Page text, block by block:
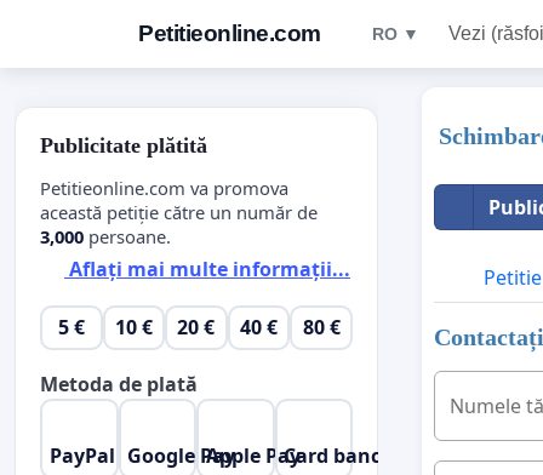
Petitieonline.com RO ▼ Vezi
Petitie
Numele
Publicitate plătită
Petitieonline.com va promova
această petiție către un număr de
3,000 persoane.
Aflați mai multe informații...
5 € 10 € 20 € 40 € 80 €
Metoda de plată
PayPal Google PayApple PayCard bancar